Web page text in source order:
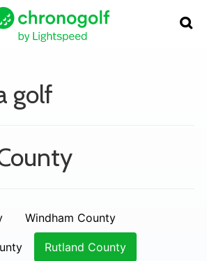
golf
Windham County
Rutland County